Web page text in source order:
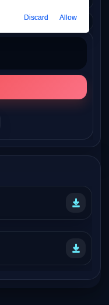
dance/ 2025
Discard Allow